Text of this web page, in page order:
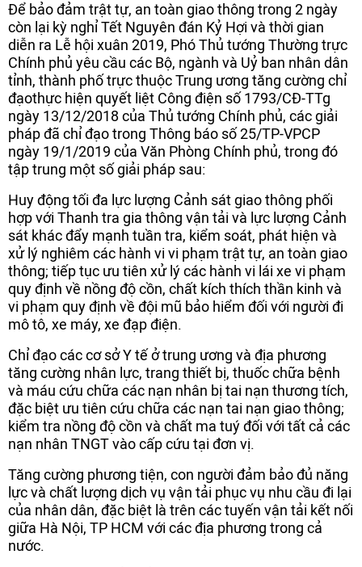
Để bảo đảm trật tự, an toàn giao thông trong 2 ngày
còn lại kỳ nghỉ Tết Nguyên đán Kỷ Hợi và thời gian
diễn ra Lễ hội xuân 2019, Phó Thủ tướng Thường trực
Chính phủ yêu cầu các Bộ, ngành và Uỷ ban nhân dân
tỉnh, thành phố trực thuộc Trung ương tăng cường chỉ
đạothực hiện quyết liệt Công điện số 1793/CĐ-TTg
ngày 13/12/2018 của Thủ tướng Chính phủ, các giải
pháp đã chỉ đạo trong Thông báo số 25/TP-VPCP
ngày 19/1/2019 của Văn Phòng Chính phủ, trong đó
tập trung một số giải pháp sau:
Huy động tối đa lực lượng Cảnh sát giao thông phối
hợp với Thanh tra gia thông vận tải và lực lượng Cảnh
sát khác đẩy mạnh tuần tra, kiểm soát, phát hiện và
xử lý nghiêm các hành vi vi phạm trật tự, an toàn giao
thông; tiếp tục ưu tiên xử lý các hành vi lái xe vi phạm
quy định về nồng độ cồn, chất kích thích thần kinh và
vi phạm quy định về đội mũ bảo hiểm đối với người đi
mô tô, xe máy, xe đạp điện.
Chỉ đạo các cơ sở Y tế ở trung ương và địa phương
tăng cường nhân lực, trang thiết bị, thuốc chữa bệnh
và máu cứu chữa các nạn nhân bị tai nạn thương tích,
đặc biệt ưu tiên cứu chữa các nạn tai nạn giao thông;
kiểm tra nồng độ cồn và chất ma tuý đối với tất cả các
nạn nhân TNGT vào cấp cứu tại đơn vị.
Tăng cường phương tiện, con người đảm bảo đủ năng
lực và chất lượng dịch vụ vận tải phục vụ nhu cầu đi lại
của nhân dân, đặc biệt là trên các tuyến vận tải kết nối
giữa Hà Nội, TP HCM với các địa phương trong cả
nước.